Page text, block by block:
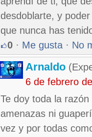
desdoblarte, y
que nunca has
0 · Me gusta · No
Arnaldo
6 de febrero
Te doy toda la
amenazas ni
vez y por todas